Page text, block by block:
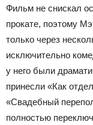
Фильм не снискал
прокате, поэтому
только через
исключительно
у него были
принесли «Как
«Свадебный
полностью